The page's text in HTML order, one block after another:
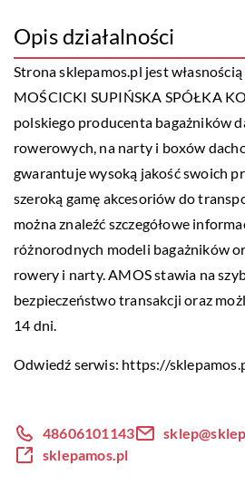
Opis działalności
Strona sklepamos.pl jest
MOŚCICKI SUPIŃSKA SPÓŁKA
polskiego producenta bagażników
rowerowych, na narty i boxów
gwarantuje wysoką jakość swoich
szeroką gamę akcesoriów do
można znaleźć szczegółowe
różnorodnych modeli bagażników
rowery i narty. AMOS stawia na
bezpieczeństwo transakcji oraz
14 dni.
Odwiedź serwis: https://
48606101143
sklepamos.pl